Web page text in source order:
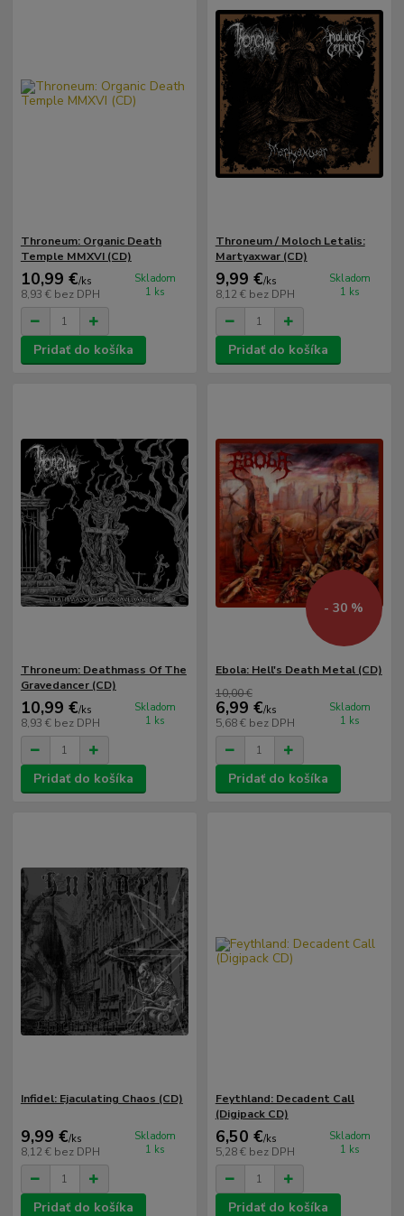
Throneum: Organic Death
Temple MMXVI (CD)
10,99 €/ks
8,93 € bez DPH
Skladom
1 ks
Pridať do košíka
Throneum / Moloch Letalis:
Martyaxwar (CD)
9,99 €/ks
8,12 € bez DPH
Skladom
1 ks
Pridať do košíka
Throneum: Deathmass Of The
Gravedancer (CD)
10,99 €/ks
8,93 € bez DPH
Skladom
1 ks
Pridať do košíka
- 30 %
Ebola: Hell's Death Metal (CD)
10,00 €
6,99 €/ks
5,68 € bez DPH
Skladom
1 ks
Pridať do košíka
Infidel: Ejaculating Chaos (CD)
9,99 €/ks
8,12 € bez DPH
Skladom
1 ks
Pridať do košíka
Feythland: Decadent Call
(Digipack CD)
6,50 €/ks
5,28 € bez DPH
Skladom
1 ks
Pridať do košíka